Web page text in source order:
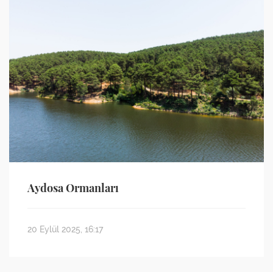
Aydosa Ormanları
20 Eylül 2025, 16:17